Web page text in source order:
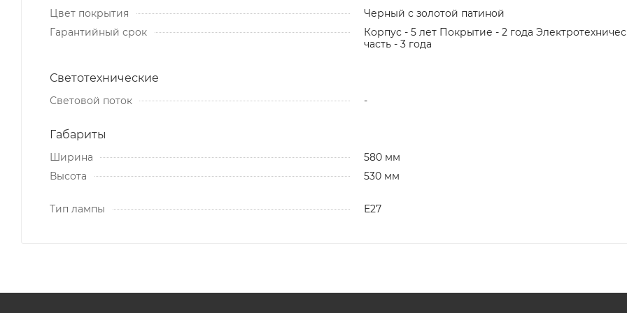
Цвет покрытия
Черный с золотой патиной
Гарантийный срок
Корпус - 5 лет Покрытие - 2 года
часть - 3 года
Светотехнические
Световой поток -
Габариты
Ширина
580 мм
Высота
530 мм
Тип лампы Е27